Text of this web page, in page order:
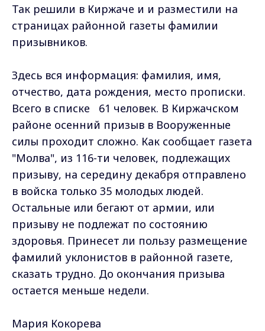
Так решили в Киржаче и и разместили на
страницах районной газеты фамилии
призывников.
Здесь вся информация: фамилия, имя,
отчество, дата рождения, место прописки.
Всего в списке 61 человек. В Киржачском
районе осенний призыв в Вооруженные
силы проходит сложно. Как сообщает газета
"Молва", из 116-ти человек, подлежащих
призыву, на середину декабря отправлено
в войска только 35 молодых людей.
Остальные или бегают от армии, или
призыву не подлежат по состоянию
здоровья. Принесет ли пользу размещение
фамилий уклонистов в районной газете,
сказать трудно. До окончания призыва
остается меньше недели.
Мария Кокорева